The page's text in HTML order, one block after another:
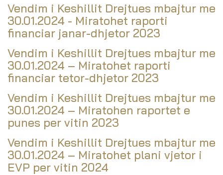
Vendim i Keshillit Drejtues mbajtur me
30.01.2024 - Miratohet raporti
financiar janar-dhjetor 2023
Vendim i Keshillit Drejtues mbajtur me
30.01.2024 – Miratohet raporti
financiar tetor-dhjetor 2023
Vendim i Keshillit Drejtues mbajtur me
30.01.2024 – Miratohen raportet e
punes per vitin 2023
Vendim i Keshillit Drejtues mbajtur me
30.01.2024 – Miratohet plani vjetor i
EVP per vitin 2024